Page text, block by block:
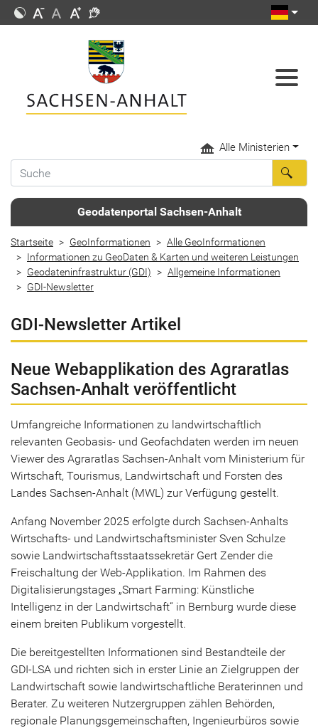
Alle Ministerien
Geodatenportal Sachsen-Anhalt
Startseite GeoInformationen
Alle GeoInformationen
Informationen zu GeoDaten & Karten und weiteren Leistungen
Geodateninfrastruktur (GDI)
Allgemeine Informationen
GDI-Newsletter
GDI-Newsletter Artikel
Neue Webapplikation des Agraratlas
Sachsen-Anhalt veröffentlicht
Umfangreiche Informationen zu landwirtschaftlich
relevanten Geobasis- und Geofachdaten werden im neuen
Viewer des Agraratlas Sachsen-Anhalt vom Ministerium für
Wirtschaft, Tourismus, Landwirtschaft und Forsten des
Landes Sachsen-Anhalt (MWL) zur Verfügung gestellt.
Anfang November 2025 erfolgte durch Sachsen-Anhalts
Wirtschafts- und Landwirtschaftsminister Sven Schulze
sowie Landwirtschaftsstaatssekretär Gert Zender die
Freischaltung der Web-Applikation. Im Rahmen des
Digitalisierungstages „Smart Farming: Künstliche
Intelligenz in der Landwirtschaft“ in Bernburg wurde diese
einem breiten Publikum vorgestellt.
Die bereitgestellten Informationen sind Bestandteile der
GDI-LSA und richten sich in erster Linie an Zielgruppen der
Landwirtschaft sowie landwirtschaftliche Beraterinnen und
Berater. Zu weiteren Nutzergruppen zählen Behörden,
regionale Planungsgemeinschaften, Ingenieurbüros sowie